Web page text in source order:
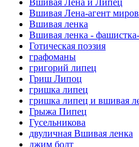
Вшивая Лена-агент
Вшивая ленка
Вшивая ленка -
Готическая поэзия
графоманы
григорий липец
Гриш Липоц
гришка липец
гришка липец и вшивая
Грыжа Пипец
Гусельникова
двуличная Вшивая ленка
джим болт